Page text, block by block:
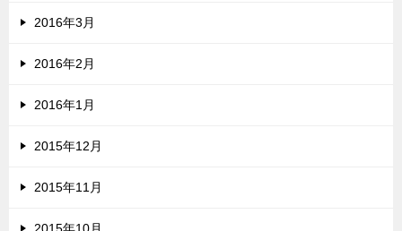
2016年3月
2016年2月
2016年1月
2015年12月
2015年11月